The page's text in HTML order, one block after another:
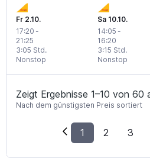
Fr 2.10.
17:20 -
21:25
Nonstop
3:05 Std.
Sa 10.10.
14:05 -
16:20
Nonstop
3:15 Std.
Zeigt Ergebnisse 1–10 von 60
Nach dem günstigsten Preis sortiert
1 2 3